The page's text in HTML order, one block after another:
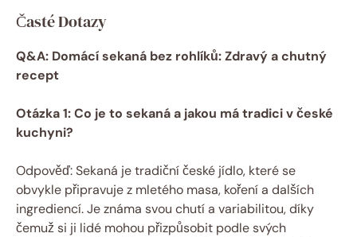
Časté Dotazy
Q&A: Domácí sekaná bez rohlíků: Zdravý a chutný
recept
Otázka 1: Co je to sekaná a jakou má tradici v české
kuchyni?
Odpověď: Sekaná je tradiční české jídlo, které se
obvykle připravuje z mletého masa, koření a dalších
ingrediencí. Je známa svou chutí a variabilitou, díky
čemuž si ji lidé mohou přizpůsobit podle svých